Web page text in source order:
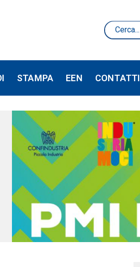
STAMPA EEN CONTATTI